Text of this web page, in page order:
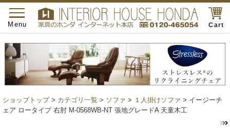
Cart
toggle
navigation
Menu
ショップトップ> カテゴリ一覧 > ソファ > １人掛けソファ > イージーチ
ェア ロータイプ 右肘 M-0568WB-NT 張地グレードA 天童木工